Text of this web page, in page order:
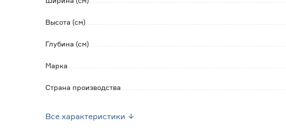
Высота (см)
Глубина (см)
Марка
Страна производства
Все характеристики